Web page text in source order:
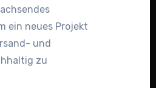
ein neues Projekt
und
zu